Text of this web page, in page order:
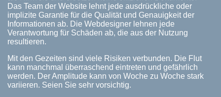
Das Team der Website lehnt jede ausdrückliche oder
implizite Garantie für die Qualität und Genauigkeit der
Informationen ab. Die Webdesigner lehnen jede
Verantwortung für Schäden ab, die aus der Nutzung
resultieren.
Mit den Gezeiten sind viele Risiken verbunden. Die Flut
kann manchmal überraschend eintreten und gefährlich
werden. Der Amplitude kann von Woche zu Woche stark
variieren. Seien Sie sehr vorsichtig.